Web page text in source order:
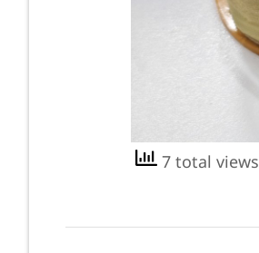
7 total views